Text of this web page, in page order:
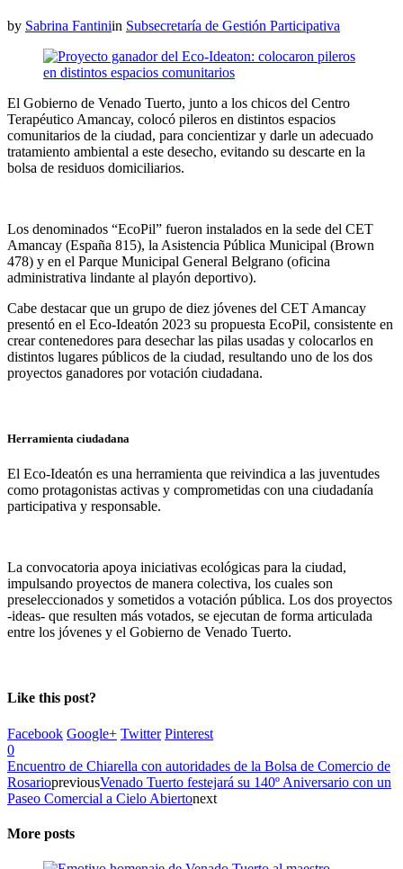
by Sabrina Fantiniin Subsecretaría de Gestión Participativa
El Gobierno de Venado Tuerto, junto a los chicos del Centro
Terapéutico Amancay, colocó pileros en distintos espacios
comunitarios de la ciudad, para concientizar y darle un adecuado
tratamiento ambiental a este desecho, evitando su descarte en la
bolsa de residuos domiciliarios.
Los denominados “EcoPil” fueron instalados en la sede del CET
Amancay (España 815), la Asistencia Pública Municipal (Brown
478) y en el Parque Municipal General Belgrano (oficina
administrativa lindante al playón deportivo).
Cabe destacar que un grupo de diez jóvenes del CET Amancay
presentó en el Eco-Ideatón 2023 su propuesta EcoPil, consistente en
crear contenedores para desechar las pilas usadas y colocarlos en
distintos lugares públicos de la ciudad, resultando uno de los dos
proyectos ganadores por votación ciudadana.
Herramienta ciudadana
El Eco-Ideatón es una herramienta que reivindica a las juventudes
como protagonistas activas y comprometidas con una ciudadanía
participativa y responsable.
La convocatoria apoya iniciativas ecológicas para la ciudad,
impulsando proyectos de manera colectiva, los cuales son
preseleccionados y sometidos a votación pública. Los dos proyectos
-ideas- que resulten más votados, se ejecutan de forma articulada
entre los jóvenes y el Gobierno de Venado Tuerto.
Like this post?
Facebook Google+ Twitter Pinterest
0
Encuentro de Chiarella con autoridades de la Bolsa de Comercio de
RosariopreviousVenado Tuerto festejará su 140º Aniversario con un
Paseo Comercial a Cielo Abiertonext
More posts